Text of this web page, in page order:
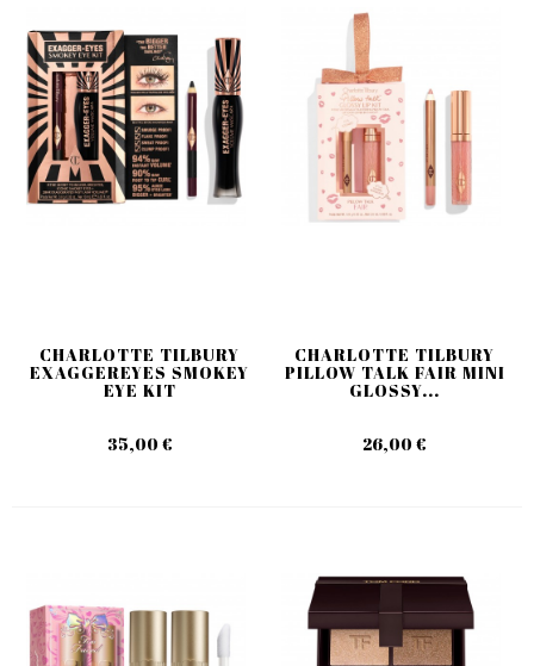
CHARLOTTE TILBURY
EXAGGEREYES SMOKEY
EYE KIT
35,00 €
CHARLOTTE TILBURY
PILLOW TALK FAIR MINI
GLOSSY...
26,00 €